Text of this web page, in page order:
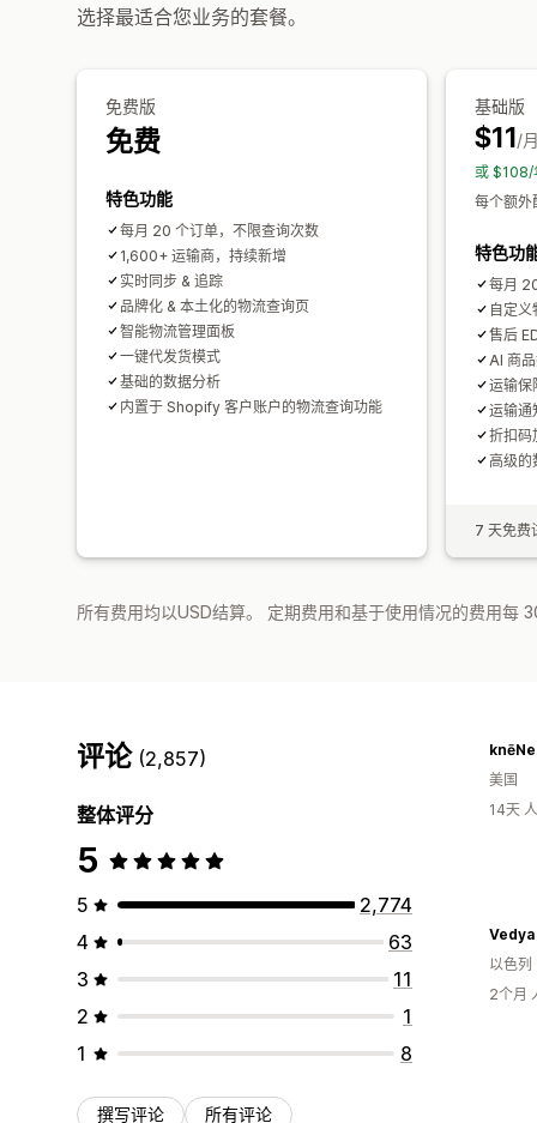
选择最适合您业务的套餐。
免费版
免费
特色功能
每月 20 个订单，不限查询次数
1,600+ 运输商，持续新增
实时同步 & 追踪
品牌化 & 本土化的物流查询页
智能物流管理面板
一键代发货模式
基础的数据分析
内置于 Shopify 客户账户的物流查询功能
基础版
$11/
或 $108/
每个额
特色功
每月
自定
售后
AI 商
运输保
运输通
折扣码
高级的
7 天免费
所有费用均以USD结算。 定期费用和基于使用情况的费用每
评论 (2,857)
整体评分
5
5
2,774
4
63
3
11
2
1
1
8
撰写评论 所有评论
美国
14天
以色列
2个月